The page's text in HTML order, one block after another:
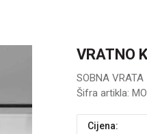
VRATNO
SOBNA VRATA
Šifra artikla:
Cijena: